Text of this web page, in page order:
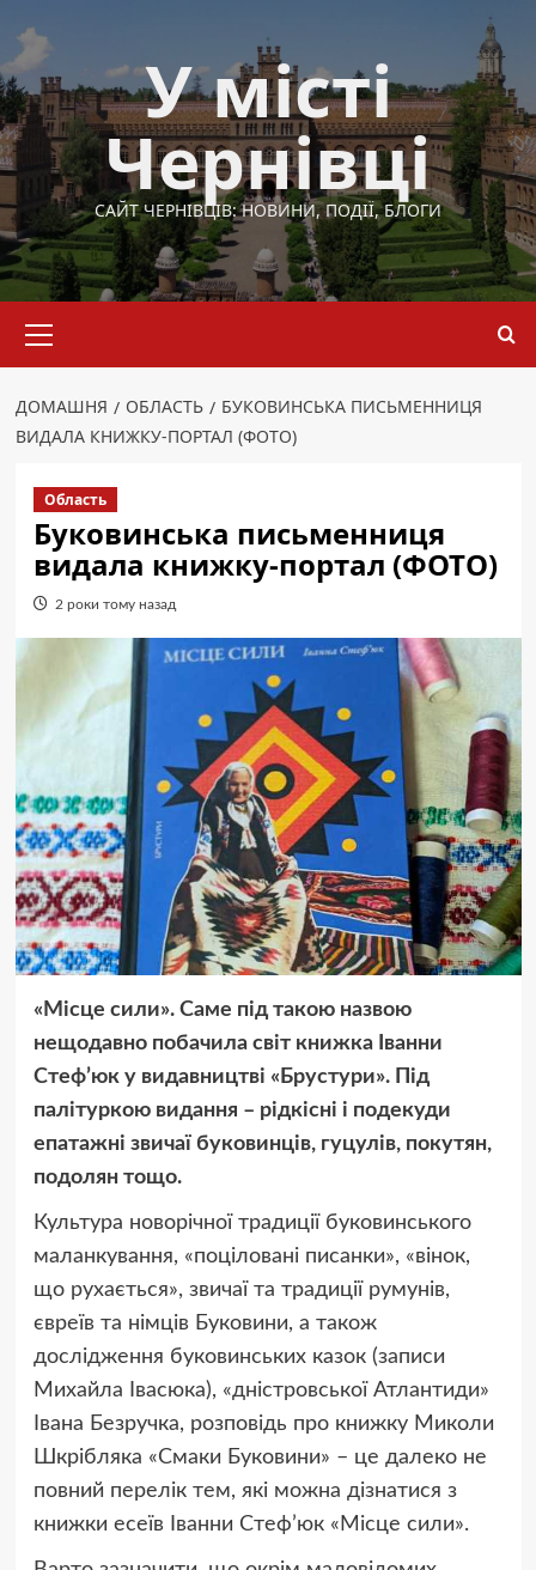
до
вмісту
У місті
Чернівці
САЙТ ЧЕРНІВЦІВ: НОВИНИ, ПОДІЇ, БЛОГИ
меню
ДОМАШНЯ ОБЛАСТЬ
БУКОВИНСЬКА ПИСЬМЕННИЦЯ
ВИДАЛА КНИЖКУ-ПОРТАЛ (ФОТО)
Область
Буковинська письменниця
видала книжку-портал (ФОТО)
2 роки тому назад
«Місце сили». Саме під такою назвою
нещодавно побачила світ книжка Іванни
Стеф’юк у видавництві «Брустури». Під
палітуркою видання – рідкісні і подекуди
епатажні звичаї буковинців, гуцулів, покутян,
подолян тощо.
Культура новорічної традиції буковинського
маланкування, «поціловані писанки», «вінок,
що рухається», звичаї та традиції румунів,
євреїв та німців Буковини, а також
дослідження буковинських казок (записи
Михайла Івасюка), «дністровської Атлантиди»
Івана Безручка, розповідь про книжку Миколи
Шкрібляка «Смаки Буковини» – це далеко не
повний перелік тем, які можна дізнатися з
книжки есеїв Іванни Стеф’юк «Місце сили».